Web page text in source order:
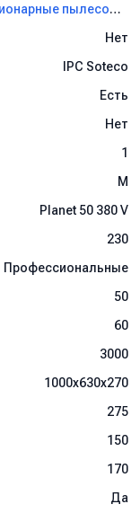
Профессиональные стационарные пылесосы Soteco
Нет
IPC Soteco
Есть
Нет
1
M
Planet 50 380 V
230
Профессиональные
50
60
3000
1000х630х270
275
150
170
Да